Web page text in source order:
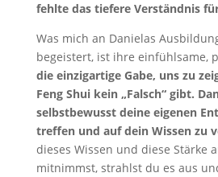
fehlte das tiefere Verständnis
Was mich an Danielas
begeistert, ist ihre einfühlsame,
die einzigartige Gabe, uns zu
Feng Shui kein „Falsch“ gibt.
selbstbewusst deine eigenen
treffen und auf dein Wissen zu
dieses Wissen und diese Stärke
mitnimmst, strahlst du es aus